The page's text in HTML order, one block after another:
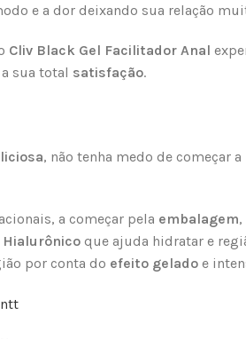
e a dor deixando sua relação
Cliv Black Gel Facilitador Anal
sua total satisfação.
, não tenha medo de começar
a começar pela embalagem
Hialurônico que ajuda hidratar e
por conta do efeito gelado e